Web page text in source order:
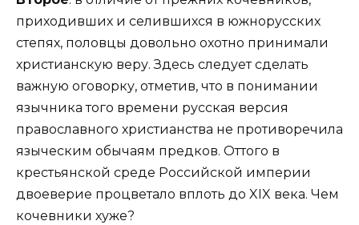
приходивших и селившихся в южнорусских
степях, половцы довольно охотно принимали
христианскую веру. Здесь следует сделать
важную оговорку, отметив, что в понимании
язычника того времени русская версия
православного христианства не противоречила
языческим обычаям предков. Оттого в
крестьянской среде Российской империи
двоеверие процветало вплоть до XIX века. Чем
кочевники хуже?